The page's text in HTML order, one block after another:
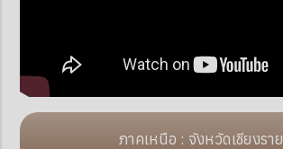
ภาคเหนือ : จังหวัดเชียงราย